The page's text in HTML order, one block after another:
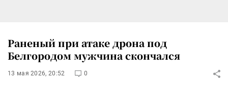
Раненый при атаке дрона под
Белгородом мужчина скончался
13 мая 2026, 20:52 0